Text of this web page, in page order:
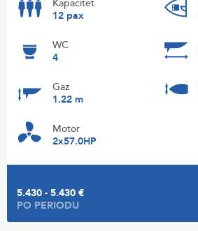
Kapacitet
12 pax
WC
4
Gaz
1.22 m
Motor
2x57.0HP
5.430 - 5.430 €
PO PERIODU